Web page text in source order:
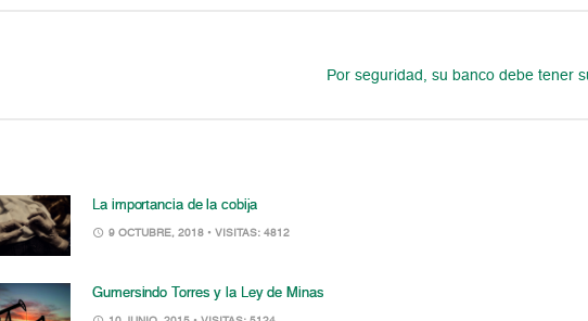
Por seguridad, su banco debe tener
La importancia de la cobija
9 OCTUBRE, 2018 • VISITAS: 4812
Gumersindo Torres y la Ley de Minas